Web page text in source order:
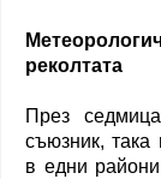
реколтата
През
съюзник,
в едни